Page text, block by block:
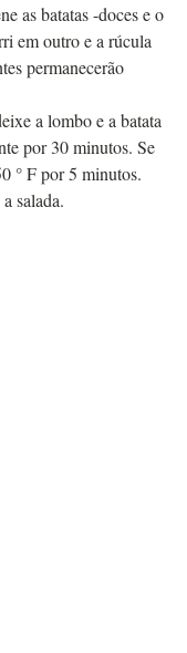
as batatas -doces e o
em outro e a rúcula
permanecerão
a lombo e a batata
por 30 minutos. Se
° F por 5 minutos.
salada.